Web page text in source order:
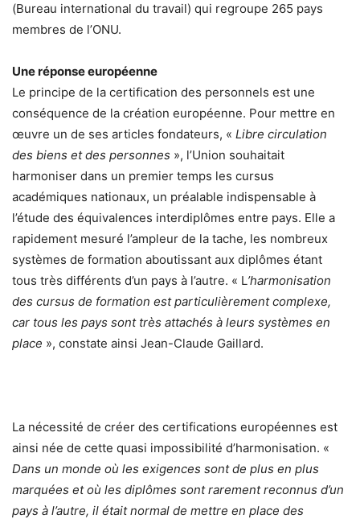
(Bureau international du travail) qui regroupe 265 pays
membres de l’ONU.
Une réponse européenne
Le principe de la certification des personnels est une
conséquence de la création européenne. Pour mettre en
œuvre un de ses articles fondateurs, « Libre circulation
des biens et des personnes », l’Union souhaitait
harmoniser dans un premier temps les cursus
académiques nationaux, un préalable indispensable à
l’étude des équivalences interdiplômes entre pays. Elle a
rapidement mesuré l’ampleur de la tache, les nombreux
systèmes de formation aboutissant aux diplômes étant
tous très différents d’un pays à l’autre. « L’harmonisation
des cursus de formation est particulièrement complexe,
car tous les pays sont très attachés à leurs systèmes en
place », constate ainsi Jean-Claude Gaillard.
La nécessité de créer des certifications européennes est
ainsi née de cette quasi impossibilité d’harmonisation. «
Dans un monde où les exigences sont de plus en plus
marquées et où les diplômes sont rarement reconnus d’un
pays à l’autre, il était normal de mettre en place des